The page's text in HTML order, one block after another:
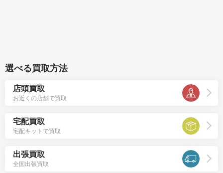
選べる買取方法
店頭買取
お近くの店舗で買取
宅配買取
宅配キットで買取
出張買取
全国出張買取